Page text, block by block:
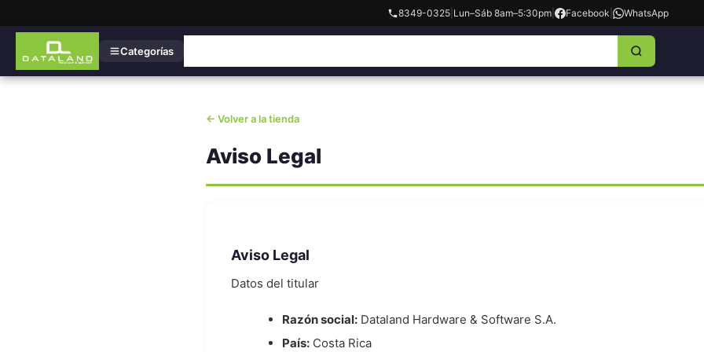
8349-0325 Lun–Sáb 8am–5:30pm Facebook WhatsApp
Categorías
← Volver a la tienda
Aviso Legal
Aviso Legal
Datos del titular
Razón social: Dataland Hardware & Software S.A.
País: Costa Rica